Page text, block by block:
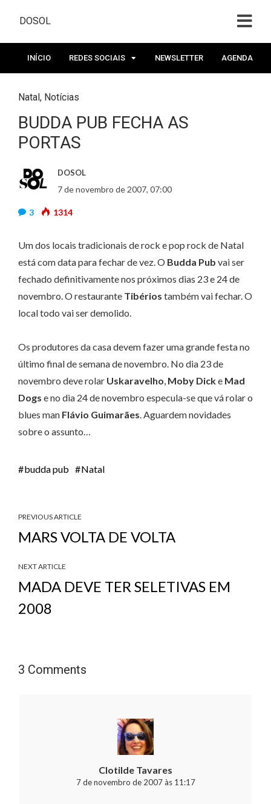
DOSOL
INÍCIO REDES SOCIAIS NEWSLETTER AGENDA
Natal, Notícias
BUDDA PUB FECHA AS
PORTAS
DOSOL
7 de novembro de 2007, 07:00
3 1314
Um dos locais tradicionais de rock e pop rock de Natal
está com data para fechar de vez. O Budda Pub vai ser
fechado definitivamente nos próximos dias 23 e 24 de
novembro. O restaurante Tibérios também vai fechar. O
local todo vai ser demolido.
Os produtores da casa devem fazer uma grande festa no
último final de semana de novembro. No dia 23 de
novembro deve rolar Uskaravelho, Moby Dicke Mad
Dogs e no dia 24 de novembro especula-se que vá rolar o
blues man Flávio Guimarães. Aguardem novidades
sobre o assunto…
budda pub Natal
PREVIOUS ARTICLE
MARS VOLTA DE VOLTA
NEXT ARTICLE
MADA DEVE TER SELETIVAS EM
2008
3 Comments
Clotilde Tavares
7 de novembro de 2007 às 11:17